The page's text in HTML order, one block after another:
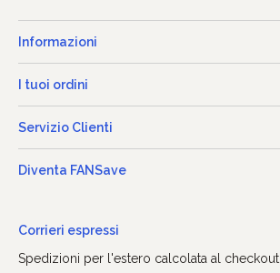
Informazioni
I tuoi ordini
Servizio Clienti
Diventa FANSave
Corrieri espressi
Spedizioni per l'estero calcolata al checkout